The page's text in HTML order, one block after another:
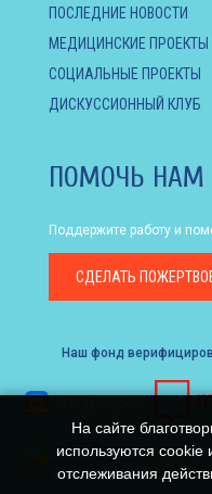
ПОСЛЕДНИЕ НОВОСТИ
МЕДИЦИНСКИЕ ПРОЕКТЫ
СОЦИАЛЬНЫЕ ПРОЕКТЫ
ДИСКУССИОННЫЙ КЛУБ
ПОМОЧЬ НАМ
Поддержите работу и
СДЕЛАТЬ
Наш фонд
На сайте
используются cookie
отслеживания